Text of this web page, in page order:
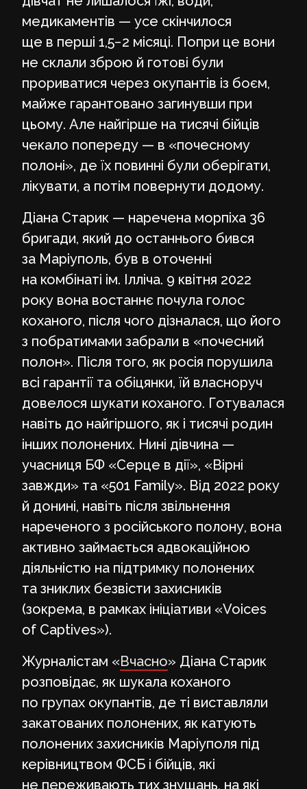
медикаментів — усе скінчилося
ще в перші 1,5−2 місяці. Попри це вони
не склали зброю й готові були
прориватися через окупантів із боєм,
майже гарантовано загинувши при
цьому. Але найгірше на тисячі бійців
чекало попереду — в «почесному
полоні», де їх повинні були оберігати,
лікувати, а потім повернути додому.
Діана Старик — наречена морпіха 36
бригади, який до останнього бився
за Маріуполь, був в оточенні
на комбінаті ім. Ілліча. 9 квітня 2022
року вона востаннє почула голос
коханого, після чого дізналася, що його
з побратимами забрали в «почесний
полон». Після того, як росія порушила
всі гарантії та обіцянки, їй власноруч
довелося шукати коханого. Готувалася
навіть до найгіршого, як і тисячі родин
інших полонених. Нині дівчина —
учасниця БФ «Серце в дії», «Вірні
завжди» та «501 Family». Від 2022 року
й донині, навіть після звільнення
нареченого з російського полону, вона
активно займається адвокаційною
діяльністю на підтримку полонених
та зниклих безвісти захисників
(зокрема, в рамках ініціативи «Voices
of Captives»).
Журналістам «Вчасно» Діана Старик
розповідає, як шукала коханого
по групах окупантів, де ті виставляли
закатованих полонених, як катують
полонених захисників Маріуполя під
керівництвом ФСБ і бійців, які
не переживають тих знущань, на які